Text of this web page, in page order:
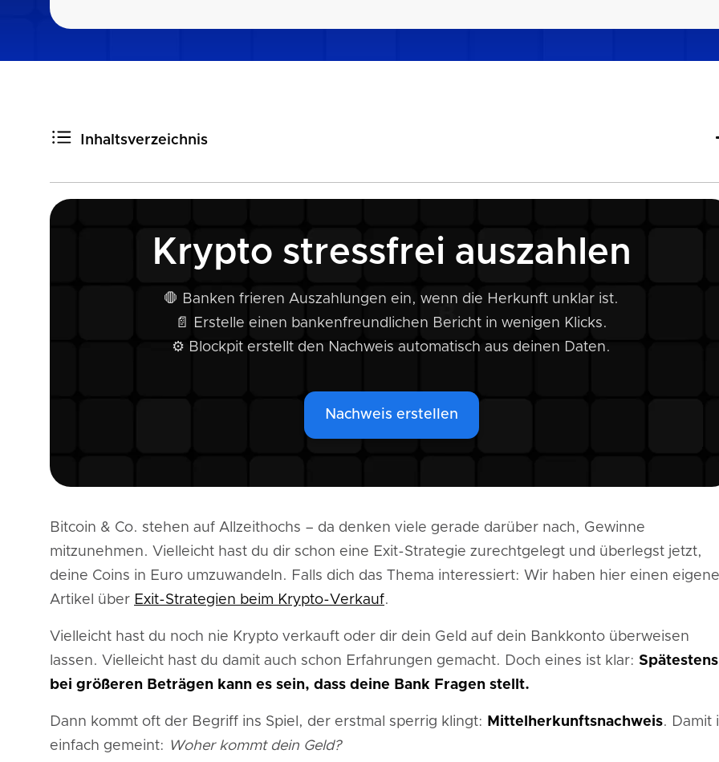
Inhaltsverzeichnis
Wann brauchst du einen Mittelherkunftsnachweis?
Welche Nachweise können verlangt werden?
Wie Blockpit Mittelherkunft dir hilft
Krypto stressfrei auszahlen
🛑 Banken frieren Auszahlungen ein, wenn die Herkunft unklar ist.
📄 Erstelle einen bankenfreundlichen Bericht in wenigen Klicks.
⚙️ Blockpit erstellt den Nachweis automatisch aus deinen Daten.
Nachweis erstellen
Bitcoin & Co. stehen auf Allzeithochs – da denken viele gerade darüber nach, Gewinne
mitzunehmen. Vielleicht hast du dir schon eine Exit-Strategie zurechtgelegt und überlegst jetzt,
deine Coins in Euro umzuwandeln. Falls dich das Thema interessiert: Wir haben hier einen
Artikel über Exit-Strategien beim Krypto-Verkauf.
Vielleicht hast du noch nie Krypto verkauft oder dir dein Geld auf dein Bankkonto überweisen
lassen. Vielleicht hast du damit auch schon Erfahrungen gemacht. Doch eines ist klar: Spätestens
bei größeren Beträgen kann es sein, dass deine Bank Fragen stellt.
Dann kommt oft der Begriff ins Spiel, der erstmal sperrig klingt: Mittelherkunftsnachweis. Damit
einfach gemeint: Woher kommt dein Geld?